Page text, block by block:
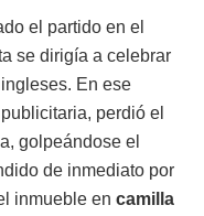
el partido en el
se dirigía a celebrar
En ese
perdió el
golpeándose el
de inmediato por
inmueble en camilla